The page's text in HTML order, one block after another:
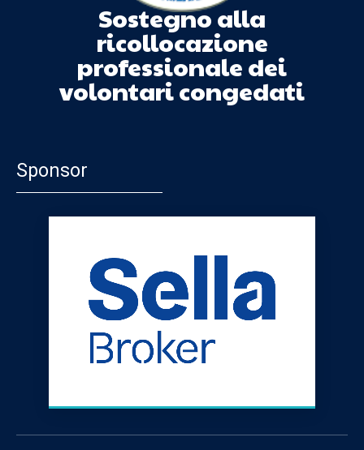
Sostegno alla
ricollocazione
professionale dei
volontari congedati
Sponsor